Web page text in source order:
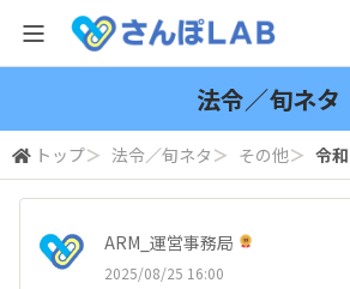
法令／旬ネタ
トップ＞ 法令／旬ネタ ＞ その他＞ 令
ARM_運営事務局
2025/08/25 16:00